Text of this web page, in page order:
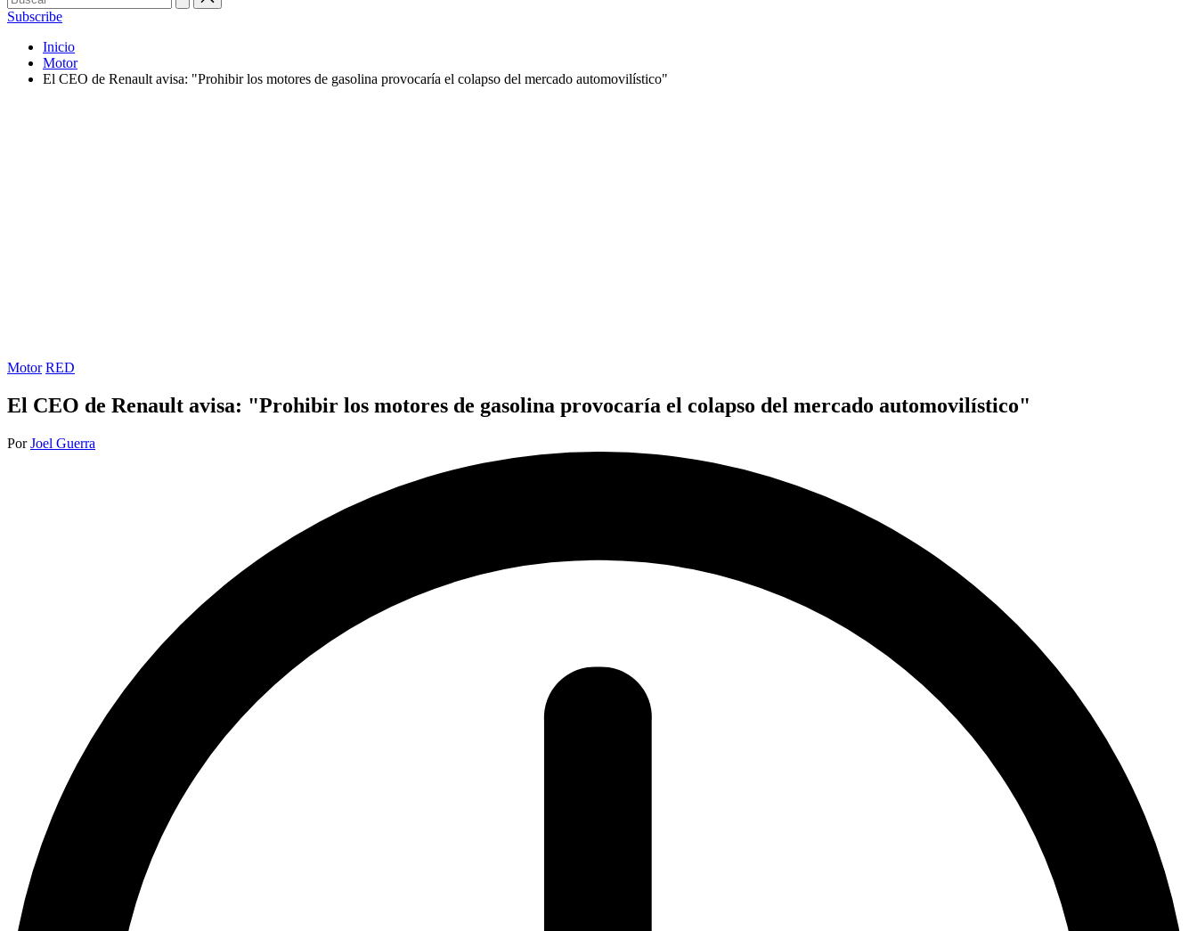
Subscribe
Inicio
Motor
El CEO de Renault avisa: "Prohibir los motores de gasolina provocaría el colapso del mercado automovilístico"
Publicada
Motor RED
El CEO de Renault avisa: "Prohibir los motores de gasolina provocaría el colapso del mercado automovilístico"
Publicado
PorJoel Guerra